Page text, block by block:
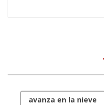
avanza en la nieve